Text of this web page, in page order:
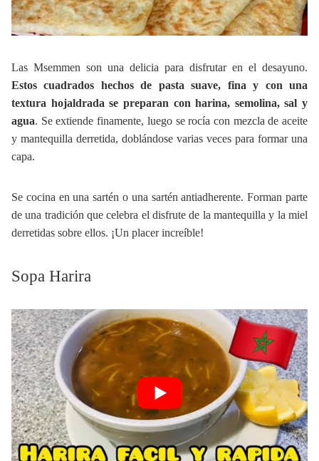
Las Msemmen son una delicia para disfrutar en el desayuno.
Estos cuadrados hechos de pasta suave, fina y con una
textura hojaldrada se preparan con harina, semolina, sal y
agua. Se extiende finamente, luego se rocía con mezcla de aceite
y mantequilla derretida, doblándose varias veces para formar una
capa.
Se cocina en una sartén o una sartén antiadherente. Forman parte
de una tradición que celebra el disfrute de la mantequilla y la miel
derretidas sobre ellos. ¡Un placer increíble!
Sopa Harira